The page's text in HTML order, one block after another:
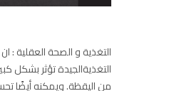
التغذية و الصحة العقلية :
التغذيةالجيدة تؤثر بشكل
من اليقظة. ويمكنه أيضًا